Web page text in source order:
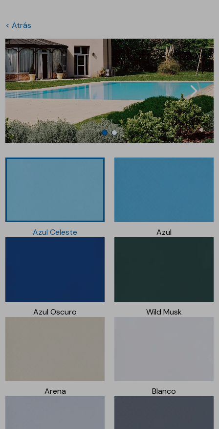
< Atrás
Azul Celeste Azul
Azul Oscuro Wild Musk
Arena Blanco